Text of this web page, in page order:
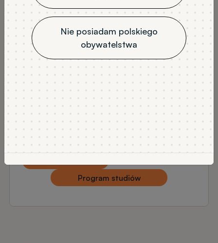
Nie posiadam polskiego
obywatelstwa
stacjonarne
niestacjonarne
3
JĘZYK WYKŁADOWY
polski
Program studiów
Rekrutacja na semestr letni
Rekrutacja na semestr zimowy
Studia stacjonarne - rekrutacja na semestr letni
Studia niestacjonarne - rekrutacja na semestr
zimowy